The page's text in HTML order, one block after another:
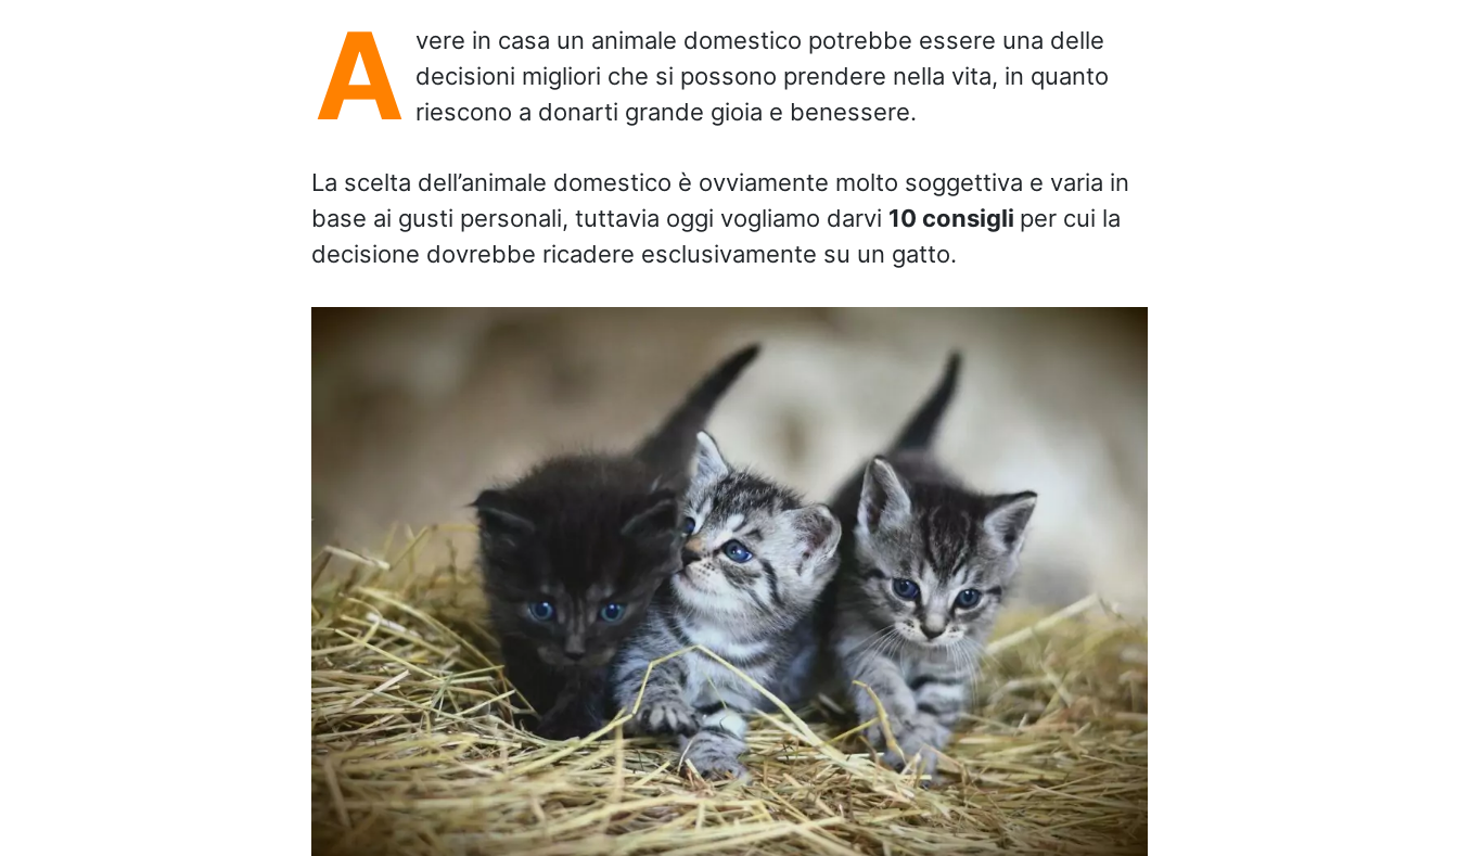
A vere in casa un animale domestico potrebbe essere una delle
decisioni migliori che si possono prendere nella vita, in quanto
riescono a donarti grande gioia e benessere.
La scelta dell’animale domestico è ovviamente molto soggettiva e varia in
base ai gusti personali, tuttavia oggi vogliamo darvi 10 consigli per cui la
decisione dovrebbe ricadere esclusivamente su un gatto.